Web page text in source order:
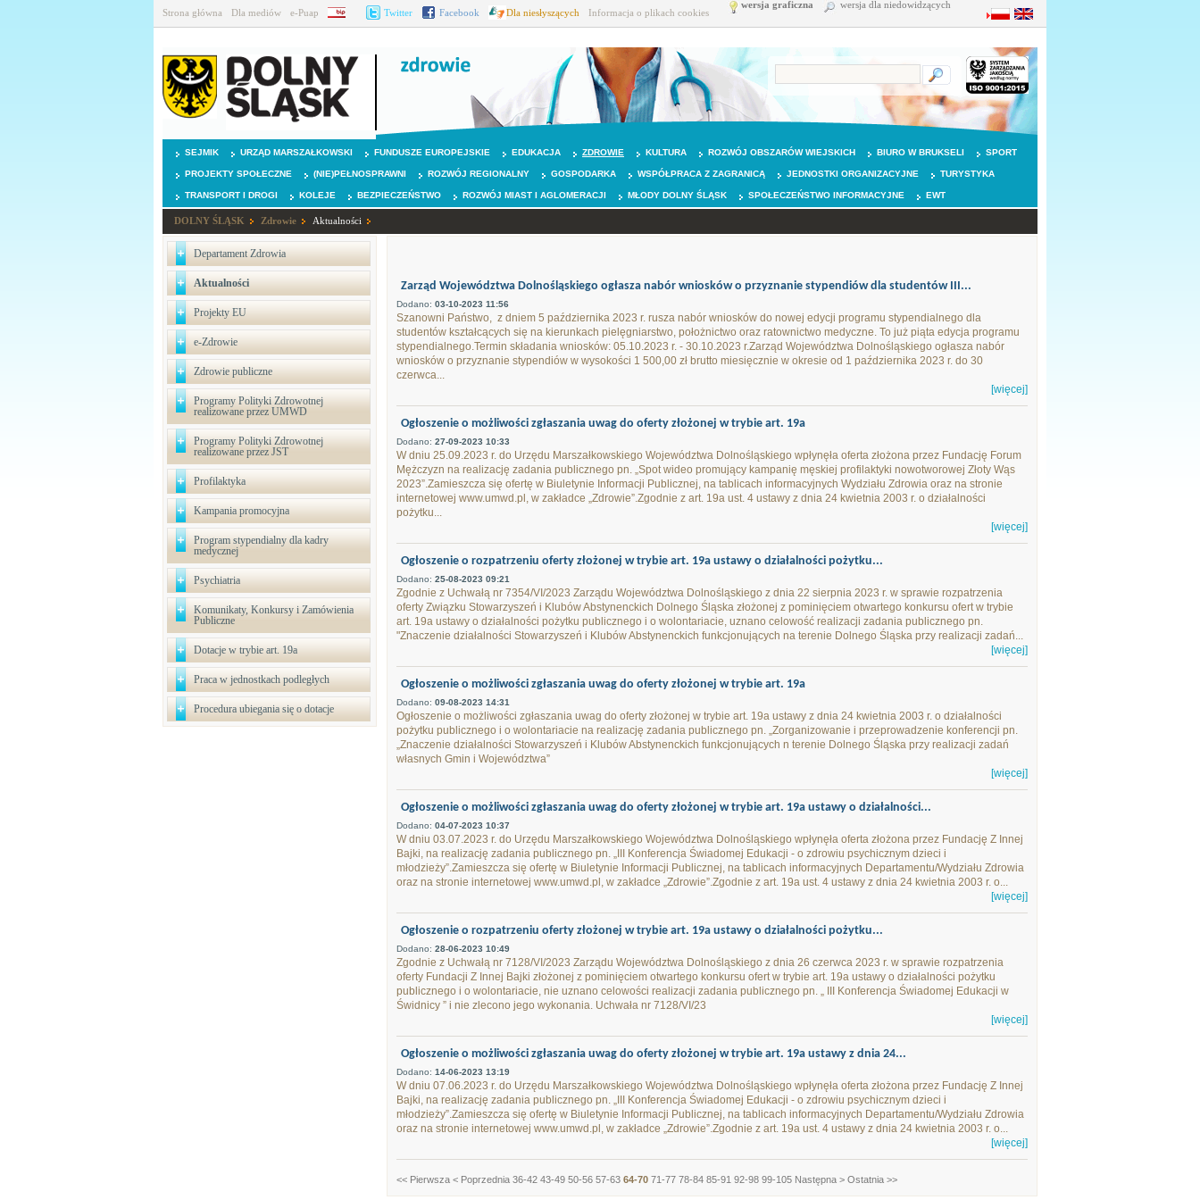
Strona główna Dla mediów e-Puap BIP Twitter Facebook Dla niesłyszących Informacja o plikach cookies
wersja graficzna wersja dla niedowidzących
SEJMIK URZĄD MARSZAŁKOWSKI FUNDUSZE EUROPEJSKIE EDUKACJA ZDROWIE KULTURA ROZWÓJ OBSZARÓW WIEJSKICH BIURO W BRUKSELI SPORT
PROJEKTY SPOŁECZNE (NIE)PEŁNOSPRAWNI ROZWÓJ REGIONALNY GOSPODARKA WSPÓŁPRACA Z ZAGRANICĄ JEDNOSTKI ORGANIZACYJNE TURYSTYKA
TRANSPORT I DROGI KOLEJE BEZPIECZEŃSTWO ROZWÓJ MIAST I AGLOMERACJI MŁODY DOLNY ŚLĄSK SPOŁECZEŃSTWO INFORMACYJNE EWT
DOLNY ŚLĄSK Zdrowie Aktualności
Departament Zdrowia
Aktualności
Projekty EU
e-Zdrowie
Zdrowie publiczne
Programy Polityki Zdrowotnej
realizowane przez UMWD
Programy Polityki Zdrowotnej
realizowane przez JST
Profilaktyka
Kampania promocyjna
Program stypendialny dla kadry
medycznej
Psychiatria
Komunikaty, Konkursy i Zamówienia
Publiczne
Dotacje w trybie art. 19a
Praca w jednostkach podległych
Procedura ubiegania się o dotacje
Zarząd Województwa Dolnośląskiego ogłasza nabór wniosków o przyznanie stypendiów dla studentów III...
Dodano: 03-10-2023 11:56
Szanowni Państwo, z dniem 5 października 2023 r. rusza nabór wniosków do nowej edycji programu stypendialnego dla
studentów kształcących się na kierunkach pielęgniarstwo, położnictwo oraz ratownictwo medyczne. To już piąta edycja programu
stypendialnego.Termin składania wniosków: 05.10.2023 r. - 30.10.2023 r.Zarząd Województwa Dolnośląskiego ogłasza nabór
wniosków o przyznanie stypendiów w wysokości 1 500,00 zł brutto miesięcznie w okresie od 1 października 2023 r. do 30
czerwca...
[więcej]
Ogłoszenie o możliwości zgłaszania uwag do oferty złożonej w trybie art. 19a
Dodano: 27-09-2023 10:33
W dniu 25.09.2023 r. do Urzędu Marszałkowskiego Województwa Dolnośląskiego wpłynęła oferta złożona przez Fundację Forum
Mężczyzn na realizację zadania publicznego pn. „Spot wideo promujący kampanię męskiej profilaktyki nowotworowej Złoty Wąs
2023”.Zamieszcza się ofertę w Biuletynie Informacji Publicznej, na tablicach informacyjnych Wydziału Zdrowia oraz na stronie
internetowej www.umwd.pl, w zakładce „Zdrowie”.Zgodnie z art. 19a ust. 4 ustawy z dnia 24 kwietnia 2003 r. o działalności
pożytku...
[więcej]
Ogłoszenie o rozpatrzeniu oferty złożonej w trybie art. 19a ustawy o działalności pożytku...
Dodano: 25-08-2023 09:21
Zgodnie z Uchwałą nr 7354/VI/2023 Zarządu Województwa Dolnośląskiego z dnia 22 sierpnia 2023 r. w sprawie rozpatrzenia
oferty Związku Stowarzyszeń i Klubów Abstynenckich Dolnego Śląska złożonej z pominięciem otwartego konkursu ofert w trybie
art. 19a ustawy o działalności pożytku publicznego i o wolontariacie, uznano celowość realizacji zadania publicznego pn.
"Znaczenie działalności Stowarzyszeń i Klubów Abstynenckich funkcjonujących na terenie Dolnego Śląska przy realizacji zadań...
[więcej]
Ogłoszenie o możliwości zgłaszania uwag do oferty złożonej w trybie art. 19a
Dodano: 09-08-2023 14:31
Ogłoszenie o możliwości zgłaszania uwag do oferty złożonej w trybie art. 19a ustawy z dnia 24 kwietnia 2003 r. o działalności
pożytku publicznego i o wolontariacie na realizację zadania publicznego pn. „Zorganizowanie i przeprowadzenie konferencji pn.
„Znaczenie działalności Stowarzyszeń i Klubów Abstynenckich funkcjonujących n terenie Dolnego Śląska przy realizacji zadań
własnych Gmin i Województwa”
[więcej]
Ogłoszenie o możliwości zgłaszania uwag do oferty złożonej w trybie art. 19a ustawy o działalności...
Dodano: 04-07-2023 10:37
W dniu 03.07.2023 r. do Urzędu Marszałkowskiego Województwa Dolnośląskiego wpłynęła oferta złożona przez Fundację Z Innej
Bajki, na realizację zadania publicznego pn. „III Konferencja Świadomej Edukacji - o zdrowiu psychicznym dzieci i
młodzieży”.Zamieszcza się ofertę w Biuletynie Informacji Publicznej, na tablicach informacyjnych Departamentu/Wydziału Zdrowia
oraz na stronie internetowej www.umwd.pl, w zakładce „Zdrowie”.Zgodnie z art. 19a ust. 4 ustawy z dnia 24 kwietnia 2003 r. o...
[więcej]
Ogłoszenie o rozpatrzeniu oferty złożonej w trybie art. 19a ustawy o działalności pożytku...
Dodano: 28-06-2023 10:49
Zgodnie z Uchwałą nr 7128/VI/2023 Zarządu Województwa Dolnośląskiego z dnia 26 czerwca 2023 r. w sprawie rozpatrzenia
oferty Fundacji Z Innej Bajki złożonej z pominięciem otwartego konkursu ofert w trybie art. 19a ustawy o działalności pożytku
publicznego i o wolontariacie, nie uznano celowości realizacji zadania publicznego pn. „ III Konferencja Świadomej Edukacji w
Świdnicy ” i nie zlecono jego wykonania. Uchwała nr 7128/VI/23
[więcej]
Ogłoszenie o możliwości zgłaszania uwag do oferty złożonej w trybie art. 19a ustawy z dnia 24...
Dodano: 14-06-2023 13:19
W dniu 07.06.2023 r. do Urzędu Marszałkowskiego Województwa Dolnośląskiego wpłynęła oferta złożona przez Fundację Z Innej
Bajki, na realizację zadania publicznego pn. „III Konferencja Świadomej Edukacji - o zdrowiu psychicznym dzieci i
młodzieży”.Zamieszcza się ofertę w Biuletynie Informacji Publicznej, na tablicach informacyjnych Departamentu/Wydziału Zdrowia
oraz na stronie internetowej www.umwd.pl, w zakładce „Zdrowie”.Zgodnie z art. 19a ust. 4 ustawy z dnia 24 kwietnia 2003 r. o...
[więcej]
<< Pierwsza < Poprzednia 36-42 43-49 50-56 57-63 64-70 71-77 78-84 85-91 92-98 99-105 Następna > Ostatnia >>